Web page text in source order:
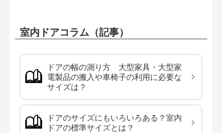
室内ドアコラム（記事）
ドアの幅の測り方 大型家具・大型家
電製品の搬入や車椅子の利用に必要な
サイズは？
ドアのサイズにもいろいろある？室内
ドアの標準サイズとは？